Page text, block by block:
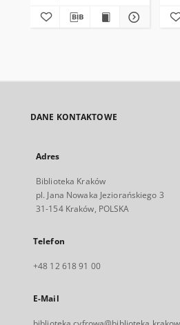
DANE KONTAKTOWE
Adres
Biblioteka Kraków
pl. Jana Nowaka Jeziorańskiego 3
31-154 Kraków, POLSKA
Telefon
+48 12 618 91 00
E-Mail